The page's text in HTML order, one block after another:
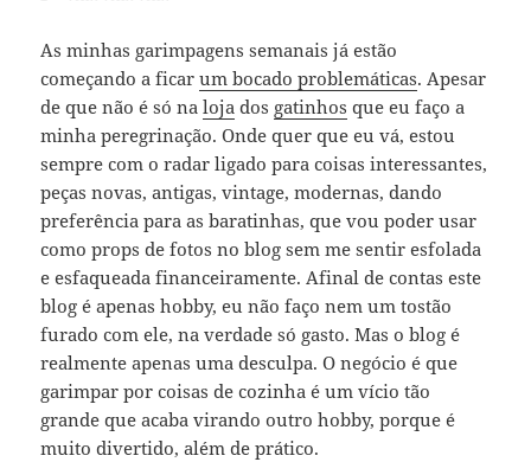
As minhas garimpagens semanais já estão
começando a ficarum bocado problemáticas. Apesar
de que não é só naloja dos gatinhos que eu faço a
minha peregrinação. Onde quer que eu vá, estou
sempre com o radar ligado para coisas interessantes,
peças novas, antigas, vintage, modernas, dando
preferência para as baratinhas, que vou poder usar
como props de fotos no blog sem me sentir esfolada
e esfaqueada financeiramente. Afinal de contas este
blog é apenas hobby, eu não faço nem um tostão
furado com ele, na verdade só gasto. Mas o blog é
realmente apenas uma desculpa. O negócio é que
garimpar por coisas de cozinha é um vício tão
grande que acaba virando outro hobby, porque é
muito divertido, além de prático.